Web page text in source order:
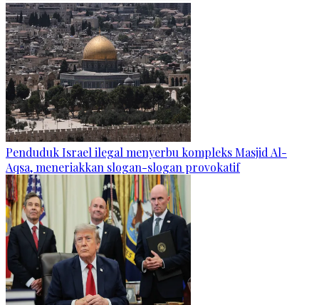
Penduduk Israel ilegal menyerbu kompleks Masjid Al-
Aqsa, meneriakkan slogan-slogan provokatif